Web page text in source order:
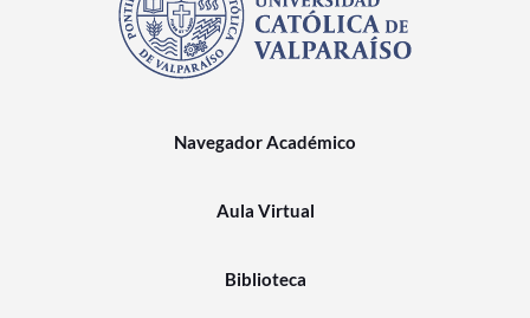
Navegador Académico
Aula Virtual
Biblioteca